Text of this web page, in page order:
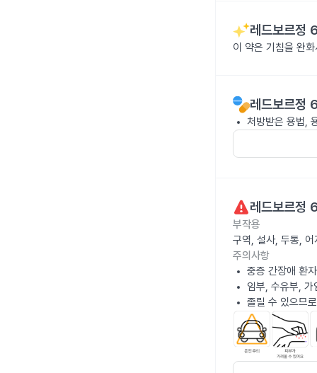
레드보르정
이 약은 기침을 완
레드보르정
처방받은 용법,
레드보르정
부작용
구역, 설사, 두통,
주의사항
중증 간장애 환
임부, 수유부, 가
졸릴 수 있으므